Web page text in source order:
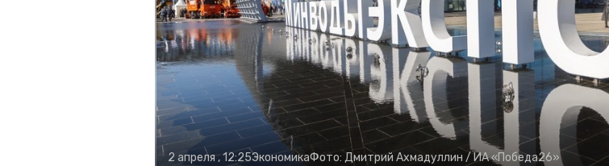
2 апреля , 12:25ЭкономикаФото: Дмитрий Ахмадуллин / ИА «Победа26»